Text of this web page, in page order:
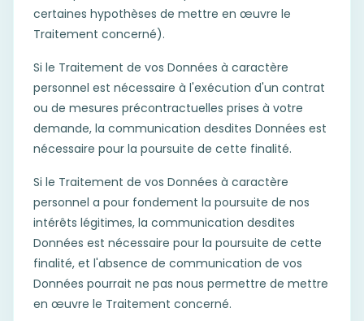
certaines hypothèses de mettre en œuvre le
Traitement concerné).
Si le Traitement de vos Données à caractère
personnel est nécessaire à l'exécution d'un contrat
ou de mesures précontractuelles prises à votre
demande, la communication desdites Données est
nécessaire pour la poursuite de cette finalité.
Si le Traitement de vos Données à caractère
personnel a pour fondement la poursuite de nos
intérêts légitimes, la communication desdites
Données est nécessaire pour la poursuite de cette
finalité, et l'absence de communication de vos
Données pourrait ne pas nous permettre de mettre
en œuvre le Traitement concerné.